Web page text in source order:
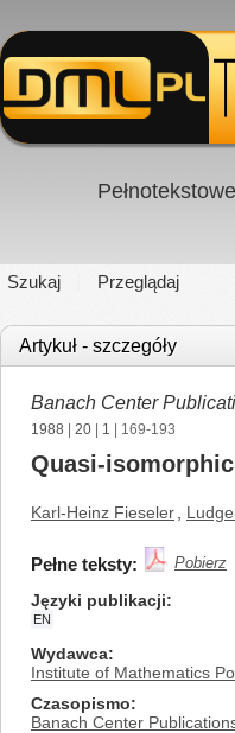
Szukaj Przeglądaj
Artykuł - szczegóły
Banach Center
1988 20 1 | 169-193
Quasi-
Karl-Heinz Fieseler
Pełne teksty: Pobierz
Języki publikacji
EN
Wydawca
Institute of Mathematics
Czasopismo
Banach Center